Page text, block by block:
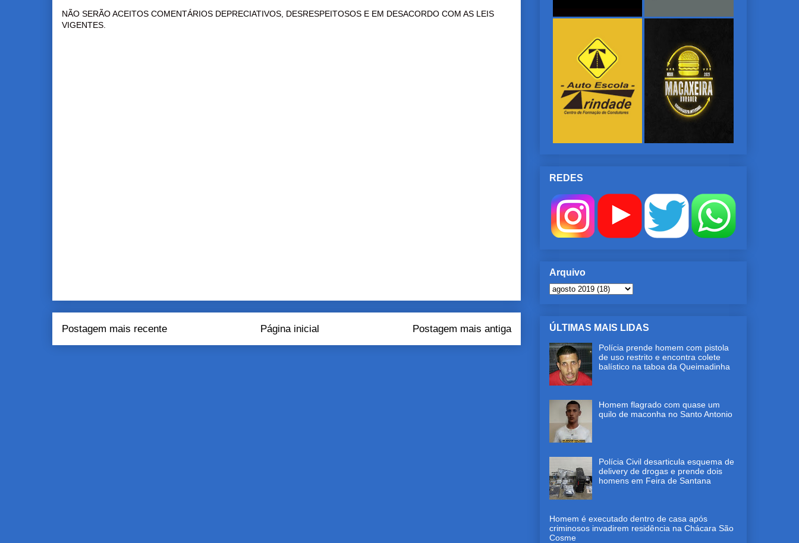
NÃO SERÃO ACEITOS COMENTÁRIOS DEPRECIATIVOS, DESRESPEITOSOS E EM DESACORDO COM AS LEIS
VIGENTES.
Postagem mais recente Postagem mais antiga
Página inicial
REDES
Arquivo
ÚLTIMAS MAIS LIDAS
Polícia prende homem com pistola
de uso restrito e encontra colete
balístico na taboa da Queimadinha
Homem flagrado com quase um
quilo de maconha no Santo Antonio
Polícia Civil desarticula esquema de
delivery de drogas e prende dois
homens em Feira de Santana
Homem é executado dentro de casa após
criminosos invadirem residência na Chácara São
Cosme